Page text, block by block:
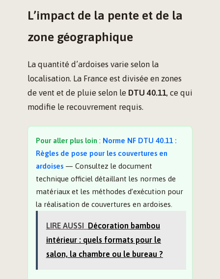
L’impact de la pente et de la
zone géographique
La quantité d’ardoises varie selon la
localisation. La France est divisée en zones
de vent et de pluie selon le DTU 40.11, ce qui
modifie le recouvrement requis.
Pour aller plus loin : Norme NF DTU 40.11 :
Règles de pose pour les couvertures en
ardoises — Consultez le document
technique officiel détaillant les normes de
matériaux et les méthodes d’exécution pour
la réalisation de couvertures en ardoises.
LIRE AUSSI
Décoration bambou
intérieur : quels formats pour le
salon, la chambre ou le bureau ?